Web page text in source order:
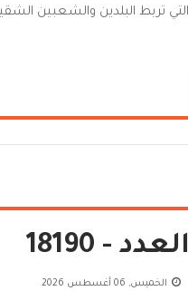
التي تربط البلدين والشعبين
العدد - 18190
الخميس, 06 أغسطس 2026